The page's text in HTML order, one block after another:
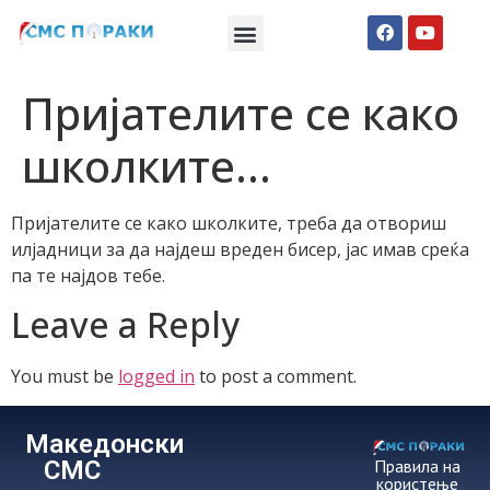
Пријателите се како
школките…
Пријателите се како школките, треба да отвориш
илјадници за да најдеш вреден бисер, јас имав среќа
па те најдов тебе.
Leave a Reply
You must be logged in to post a comment.
Македонски
СМС
Правила на
користење